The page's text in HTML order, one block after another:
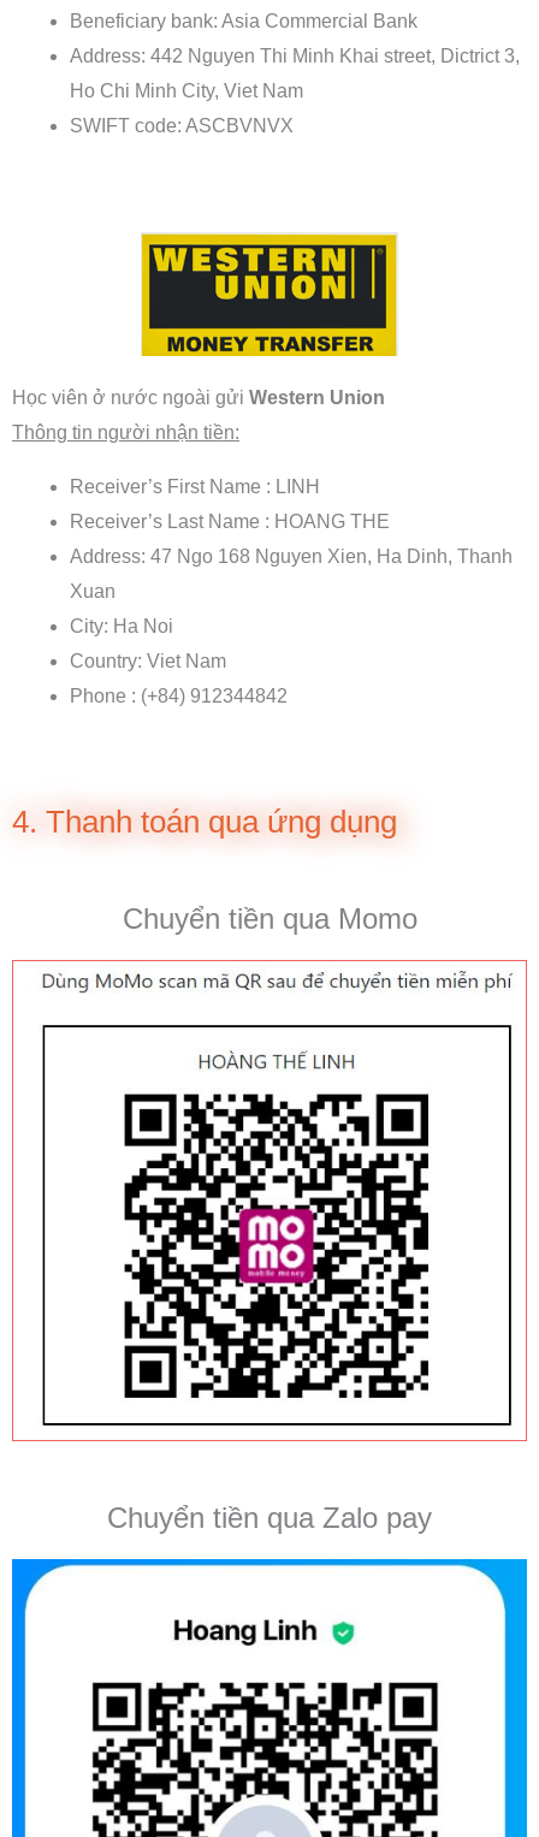
Beneficiary bank: Asia Commercial Bank
Address: 442 Nguyen Thi Minh Khai street, Dictrict 3,
Ho Chi Minh City, Viet Nam
SWIFT code: ASCBVNVX
Học viên ở nước ngoài gửi Western Union
Thông tin người nhận tiền:
Receiver’s First Name : LINH
Receiver’s Last Name : HOANG THE
Address: 47 Ngo 168 Nguyen Xien, Ha Dinh, Thanh
Xuan
City: Ha Noi
Country: Viet Nam
Phone : (+84) 912344842
4. Thanh toán qua ứng dụng
Chuyển tiền qua Momo
Chuyển tiền qua Zalo pay